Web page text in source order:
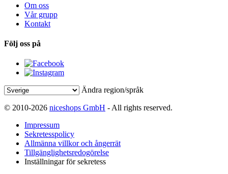
Om oss
Vår grupp
Kontakt
Följ oss på
Ändra region/språk
© 2010-2026 niceshops GmbH - All rights reserved.
Impressum
Sekretesspolicy
Allmänna villkor och ångerrät
Tillgänglighetsredogörelse
Inställningar för sekretess